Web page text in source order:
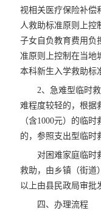
视相关医疗保险补偿
人救助标准原则上控
子女自负教育费用负
准原则上控制在当地
本科新生入学救助标
2、急难型临时
难程度较轻的，根据
（含1000元）的临
的，参照支出型临时
对困难家庭临时
救助，由乡镇（街道
以上由县民政局审批
四、办理流程